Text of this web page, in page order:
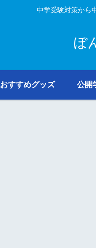
中学受験対策から
ぼ
おすすめグッズ 公開